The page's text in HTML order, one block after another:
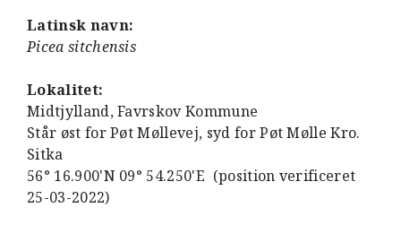
Latinsk navn:
Picea sitchensis
Lokalitet:
Midtjylland, Favrskov Kommune
Står øst for Pøt Møllevej, syd for Pøt Mølle Kro.
Sitka
56° 16.900'N 09° 54.250'E (position verificeret
25-03-2022)